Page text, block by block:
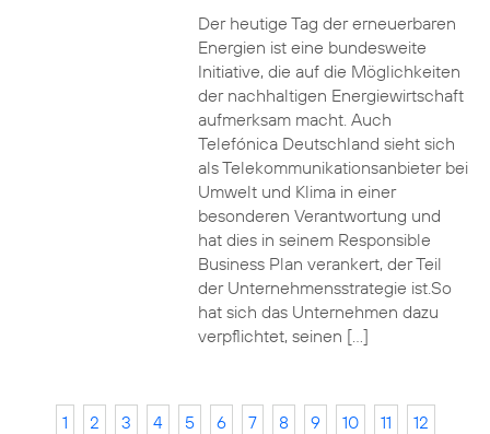
Der heutige Tag der erneuerbaren
Energien ist eine bundesweite
Initiative, die auf die Möglichkeiten
der nachhaltigen Energiewirtschaft
aufmerksam macht. Auch
Telefónica Deutschland sieht sich
als Telekommunikationsanbieter bei
Umwelt und Klima in einer
besonderen Verantwortung und
hat dies in seinem Responsible
Business Plan verankert, der Teil
der Unternehmensstrategie ist.So
hat sich das Unternehmen dazu
verpflichtet, seinen […]
1 2 3 4 5 6 7 8 9 10 11
12